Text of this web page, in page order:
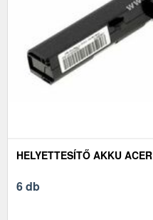
HELYETTESÍTŐ AKKU
6 db